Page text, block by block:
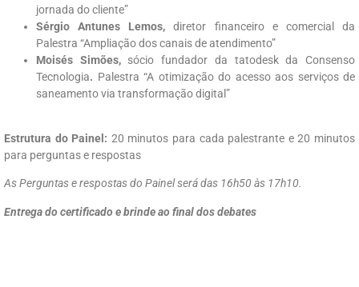
jornada do cliente”
Sérgio Antunes Lemos,diretor financeiro e comercial da
Palestra “Ampliação dos canais de atendimento”
Moisés Simões, sócio fundador da tatodesk da Consenso
Tecnologia. Palestra “A otimização do acesso aos serviços de
saneamento via transformação digital”
Estrutura do Painel: 20 minutos para cada palestrante e 20 minutos
para perguntas e respostas
As Perguntas e respostas do Painel será das 16h50 às 17h10.
Entrega do certificado e brinde ao final dos debates